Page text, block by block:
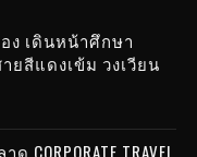
ง เดินหน้าศึกษา
ยสีแดงเข้ม วงเวียน
TRAVEL